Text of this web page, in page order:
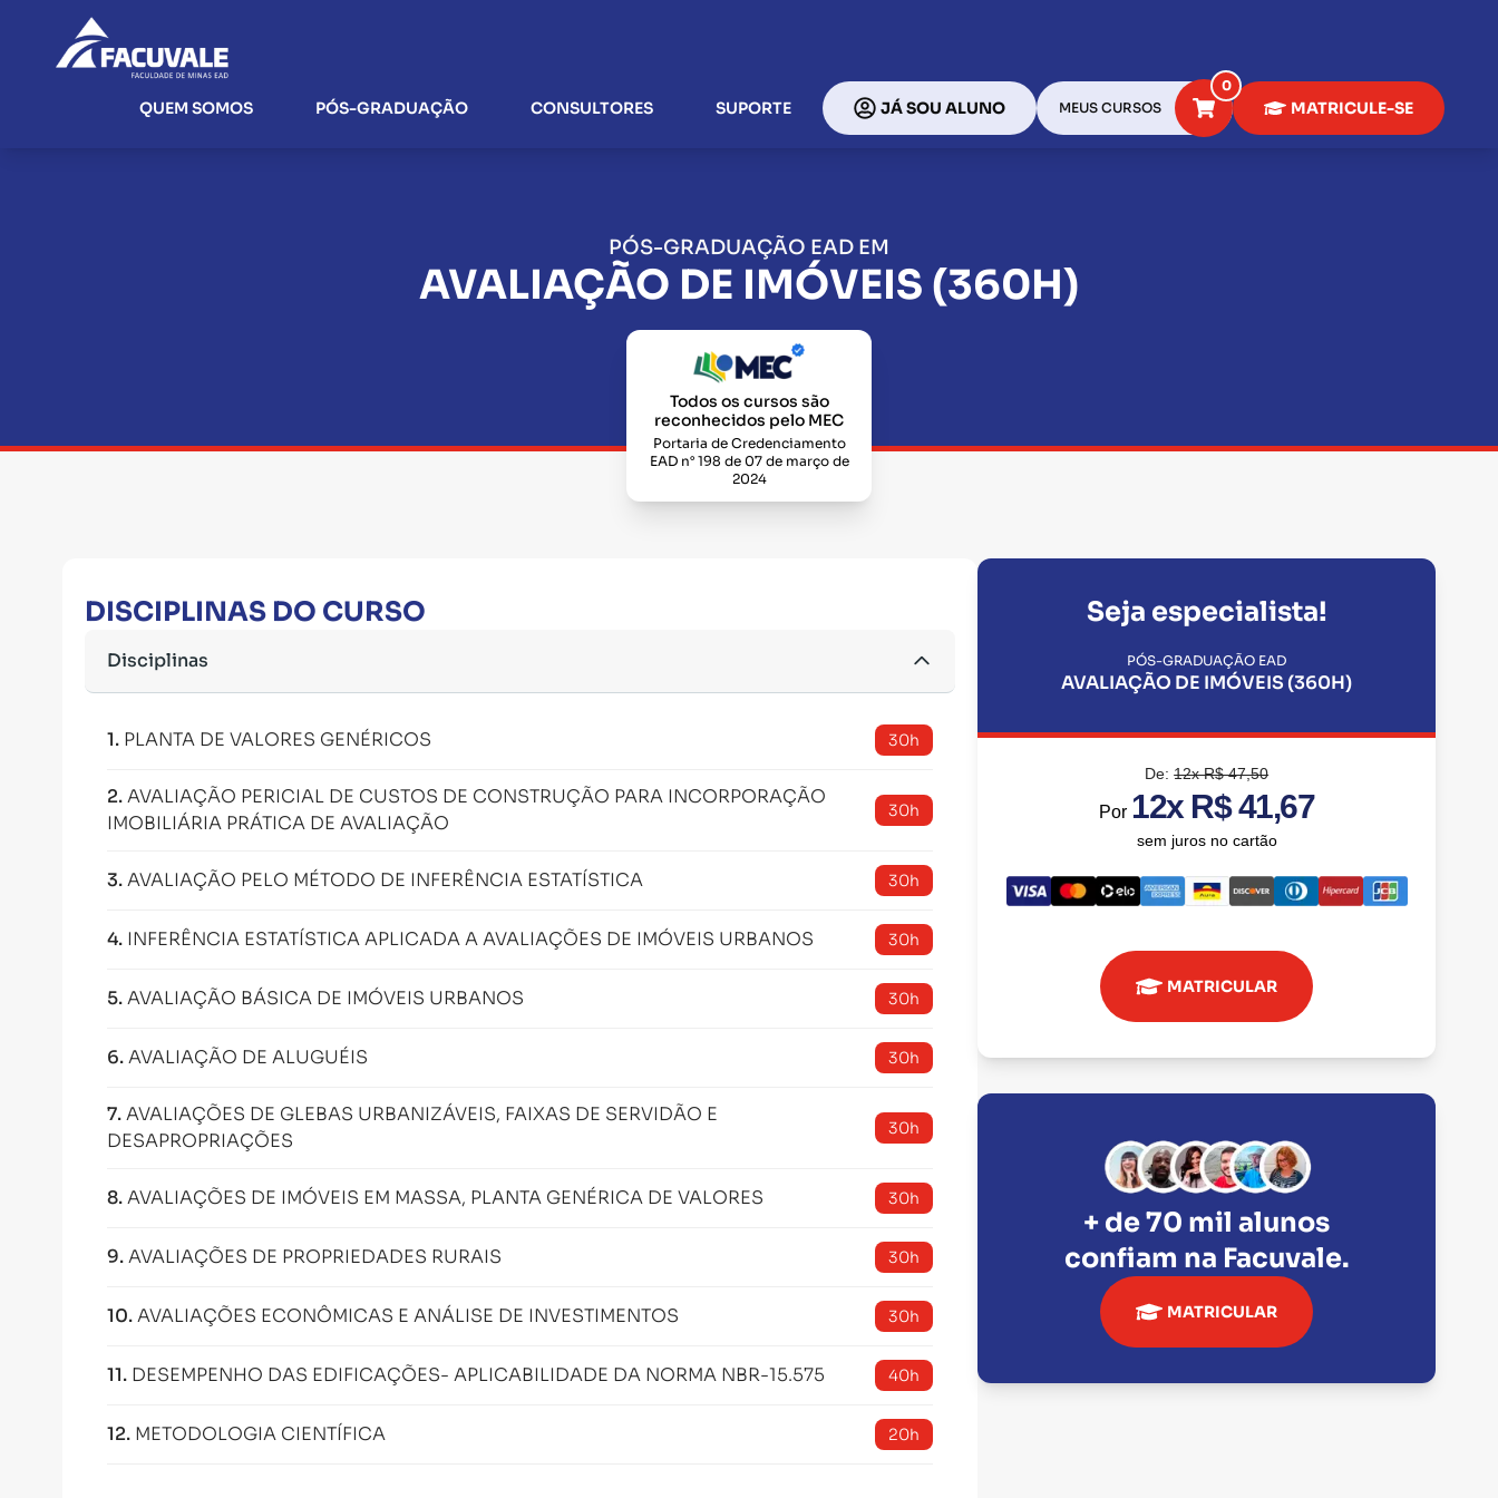
QUEM SOMOS PÓS-GRADUAÇÃO CONSULTORES SUPORTE JÁ SOU ALUNO MEUS CURSOS
0
MATRICULE-SE
PÓS-GRADUAÇÃO EAD EM
AVALIAÇÃO DE IMÓVEIS (360H)
Todos os cursos são
reconhecidos pelo MEC
Portaria de Credenciamento
EAD n° 198 de 07 de março de
2024
DISCIPLINAS DO CURSO
Disciplinas
1. PLANTA DE VALORES GENÉRICOS 30h
2.AVALIAÇÃO PERICIAL DE CUSTOS DE CONSTRUÇÃO PARA INCORPORAÇÃO
IMOBILIÁRIA PRÁTICA DE AVALIAÇÃO
30h
3.AVALIAÇÃO PELO MÉTODO DE INFERÊNCIA ESTATÍSTICA 30h
4. INFERÊNCIA ESTATÍSTICA APLICADA A AVALIAÇÕES DE IMÓVEIS URBANOS 30h
5.AVALIAÇÃO BÁSICA DE IMÓVEIS URBANOS 30h
6.AVALIAÇÃO DE ALUGUÉIS 30h
7.AVALIAÇÕES DE GLEBAS URBANIZÁVEIS, FAIXAS DE SERVIDÃO E
DESAPROPRIAÇÕES
30h
8.AVALIAÇÕES DE IMÓVEIS EM MASSA, PLANTA GENÉRICA DE VALORES 30h
9.AVALIAÇÕES DE PROPRIEDADES RURAIS 30h
10.AVALIAÇÕES ECONÔMICAS E ANÁLISE DE INVESTIMENTOS 30h
11. DESEMPENHO DAS EDIFICAÇÕES- APLICABILIDADE DA NORMA NBR-15.575 40h
12. METODOLOGIA CIENTÍFICA 20h
Seja especialista!
PÓS-GRADUAÇÃO EAD
AVALIAÇÃO DE IMÓVEIS (360H)
De:12x R$ 47,50
Por 12x R$ 41,67
sem juros no cartão
MATRICULAR
+ de 70 mil alunos
confiam na Facuvale.
MATRICULAR